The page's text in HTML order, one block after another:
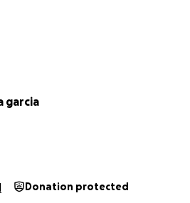
succeed with your support. I
heart I thank you
garcia
Donation protected